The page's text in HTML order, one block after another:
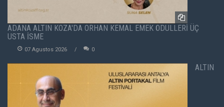
ADANA ALTIN KOZA'DA ORHAN KEMAL EMEK ÖDÜLLERİ ÜÇ
USTA İSME
07 Agustos 2026 0
ALTIN